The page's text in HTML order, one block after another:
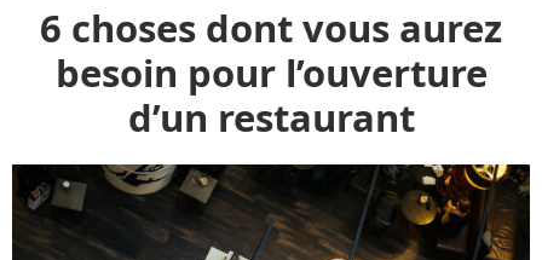
6 choses dont vous aurez
besoin pour l’ouverture
d’un restaurant